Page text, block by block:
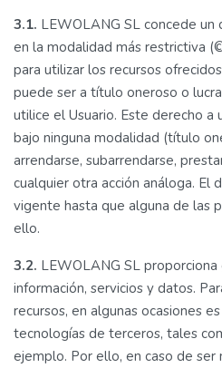
3.1. LEWOLANG SL concede un
en la modalidad más restrictiva
para utilizar los recursos
puede ser a título oneroso o
utilice el Usuario. Este derecho a
bajo ninguna modalidad (título
arrendarse, subarrendarse,
cualquier otra acción análoga. El
vigente hasta que alguna de las
ello.
3.2. LEWOLANG SL
información, servicios y datos.
recursos, en algunas ocasiones
tecnologías de terceros, tales
ejemplo. Por ello, en caso de ser